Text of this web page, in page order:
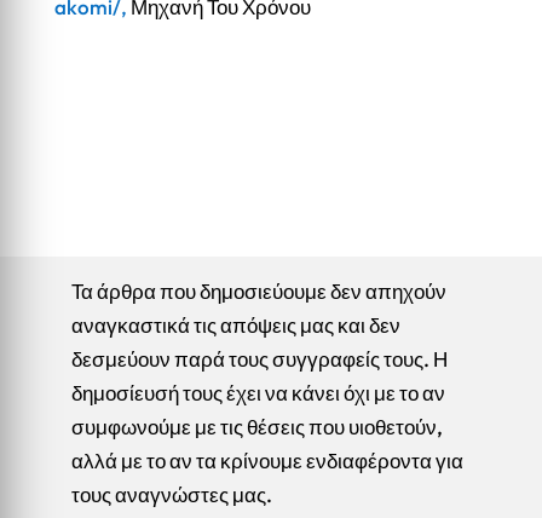
akomi/, Μηχανή Του Χρόνου
Τα άρθρα που δημοσιεύουμε δεν απηχούν
αναγκαστικά τις απόψεις μας και δεν
δεσμεύουν παρά τους συγγραφείς τους. Η
δημοσίευσή τους έχει να κάνει όχι με το αν
συμφωνούμε με τις θέσεις που υιοθετούν,
αλλά με το αν τα κρίνουμε ενδιαφέροντα για
τους αναγνώστες μας.